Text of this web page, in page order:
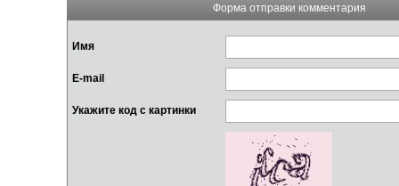
Форма отправки комментария
Имя
E-mail
Укажите код с картинки